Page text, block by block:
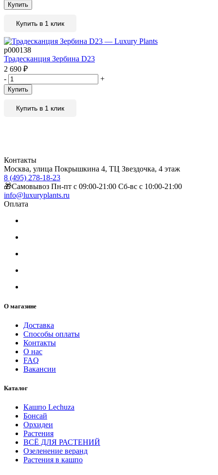
Купить
Купить в 1 клик
р000138
Традесканция Зербина D23
2 690 ₽
-
+
Купить
Купить в 1 клик
Контакты
Москва, улица Покрышкина 4, ТЦ Звездочка, 4 этаж
8 (495) 278-18-23
🎁Самовывоз Пн-пт с 09:00-21:00 Сб-вс с 10:00-21:00
info@luxuryplants.ru
Оплата
О магазине
Доставка
Способы оплаты
Контакты
О нас
FAQ
Вакансии
Каталог
Кашпо Lechuza
Бонсай
Орхидеи
Растения
ВСЁ ДЛЯ РАСТЕНИЙ
Озеленение веранд
Растения в кашпо